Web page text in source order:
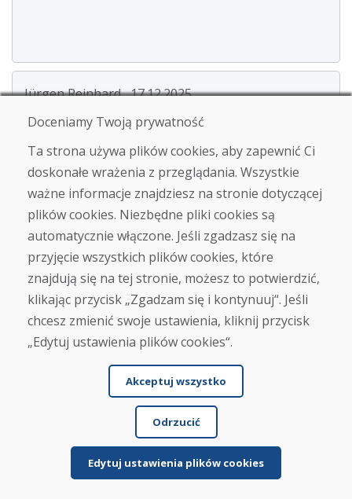
Jürgen Reinhard , 17.12.2025
★★★★★
je w ciągu czterech dni roboczych. Narty są
używan...
Czytaj więcej ...
Zobacz więcej recenzji >
Napisz recenzję
★
Doceniamy Twoją prywatność
Ta strona używa plików cookies, aby zapewnić Ci
doskonałe wrażenia z przeglądania. Wszystkie
ważne informacje znajdziesz na stronie dotyczącej
plików cookies. Niezbędne pliki cookies są
automatycznie włączone. Jeśli zgadzasz się na
przyjęcie wszystkich plików cookies, które
znajdują się na tej stronie, możesz to potwierdzić,
klikając przycisk „Zgadzam się i kontynuuj“. Jeśli
chcesz zmienić swoje ustawienia, kliknij przycisk
„Edytuj ustawienia plików cookies“.
Akceptuj wszystko
Odrzucić
Edytuj ustawienia plików cookies